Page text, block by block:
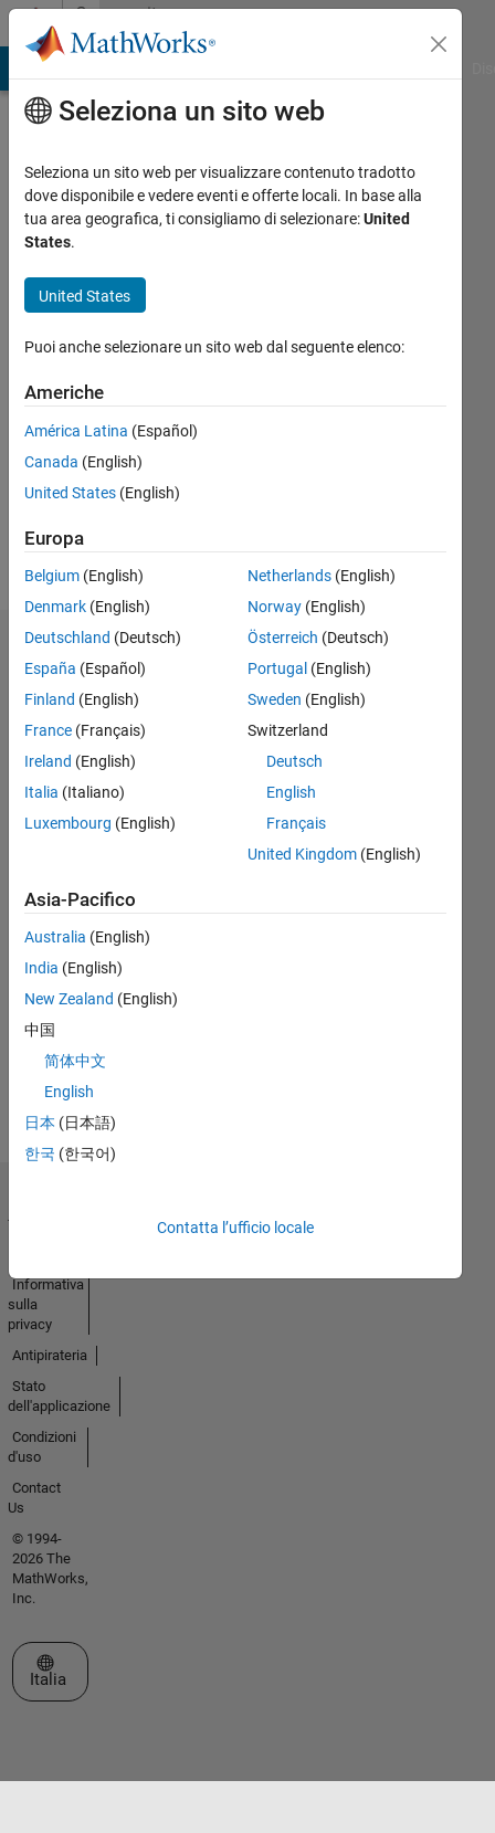
Vai al contenutoCommunity
Profile
Jarin
Ritu
Last
circa 5
Following:
Follow
Badge
No
Badges
Earned
Guarda
tutto
Badge
Seleziona un sito web
Seleziona un sito web per visualizzare contenuto tradotto
dove disponibile e vedere eventi e offerte locali. In base alla
tua area geografica, ti consigliamo di selezionare:United
States.
United States
Puoi anche selezionare un sito web dal seguente elenco:
Americhe
América Latina (Español)
Canada (English)
United States (English)
Europa
Belgium (English)
Denmark (English)
Deutschland (Deutsch)
España (Español)
Finland (English)
France (Français)
Ireland (English)
Italia (Italiano)
Luxembourg (English)
Netherlands(English)
Norway(English)
Österreich (Deutsch)
Portugal (English)
Sweden (English)
Switzerland
Deutsch
English
Français
United Kingdom(English)
Asia-Pacifico
Australia (English)
India (English)
New Zealand (English)
中国
简体中文
English
日本 (日本語)
한국 (한국어)
Contatta l’ufficio locale
fiducia
Informativa
sulla
privacy
Antipirateria
Stato
dell'applicazione
Condizioni
d'uso
Contact
Us
© 1994-
2026 The
MathWorks,
Inc.
Seleziona un sito web
Italia